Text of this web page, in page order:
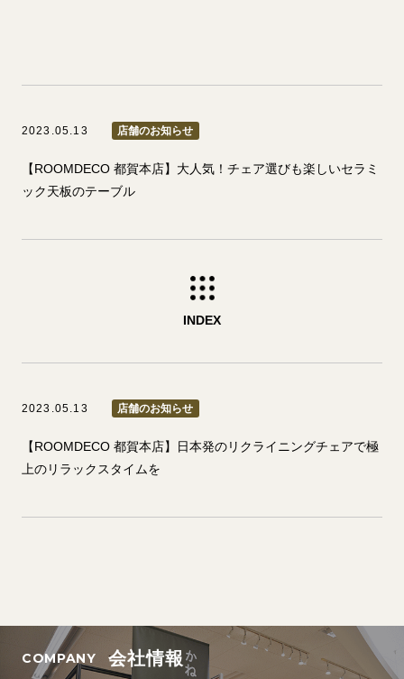
2023.05.13 店舗のお知らせ
【ROOMDECO 都賀本店】大人気！チェア選びも楽しいセラミ
ック天板のテーブル
INDEX
2023.05.13 店舗のお知らせ
【ROOMDECO 都賀本店】日本発のリクライニングチェアで極
上のリラックスタイムを
会社情報